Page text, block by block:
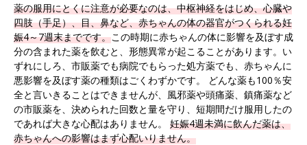
薬の服用にとくに注意が必要なのは、中枢神経をはじめ、心臓や
四肢（手足）、目、鼻など、赤ちゃんの体の器官がつくられる妊
娠4～7週末までです。この時期に赤ちゃんの体に影響を及ぼす成
分の含まれた薬を飲むと、形態異常が起こることがあります。い
ずれにしろ、市販薬でも病院でもらった処方薬でも、赤ちゃんに
悪影響を及ぼす薬の種類はごくわずかです。 どんな薬も100％安
全と言いきることはできませんが、風邪薬や頭痛薬、鎮痛薬など
の市販薬を、決められた回数と量を守り、短期間だけ服用したの
であれば大きな心配はありません。 妊娠4週未満に飲んだ薬は、
赤ちゃんへの影響はまず心配いりません。